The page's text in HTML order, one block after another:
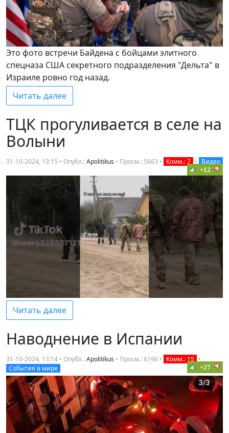
Это фото встречи Байдена с бойцами элитного
спецназа США секретного подразделения "Дельта" в
Израиле ровно год назад.
Читать далее
ТЦК прогуливается в селе на
Волыни
31-10-2024, 13:15 • Опубл.:Apolitikus • Просм.: 5663 • Комм.: 7 • Видео
+12
Читать далее
Наводнение в Испании
31-10-2024, 13:14 • Опубл.:Apolitikus • Просм.: 6196 • Комм.: 15 •
События в мире
+27